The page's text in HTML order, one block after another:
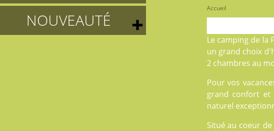
NOUVEAUTÉ
Accueil
Le camping de la
un grand choix
2 chambres au
Pour vos
grand confort et
naturel
Situé au coeur